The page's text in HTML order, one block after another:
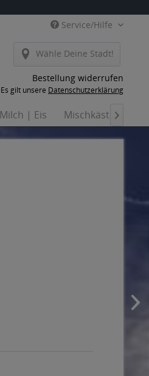
Service/Hilfe
Wähle Deine Stadt!
Bestellung widerrufen
Es gilt unsere Datenschutzerklärung
Milch | Eis Mischkästen
